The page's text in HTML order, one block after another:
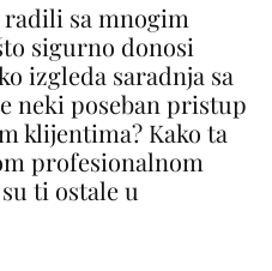
radili sa mnogim
sigurno donosi
izgleda saradnja sa
neki poseban pristup
klijentima? Kako ta
profesionalnom
ti ostale u